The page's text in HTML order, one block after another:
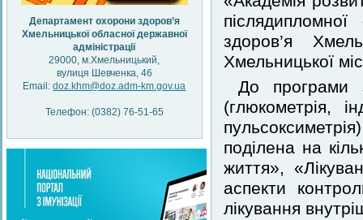
Департамент охорони здоров’я
Хмельницької обласної державної
адміністрації
29000, м.Хмельницький,
вулиця Шевченка, 46
Email:doz.khm@doz.adm-km.gov.ua
Телефон: (0382) 76-51-65
здоров’я
Хмельницької
До програми
(глюкометрія,
поділена на
життя»,
аспекти
лікування